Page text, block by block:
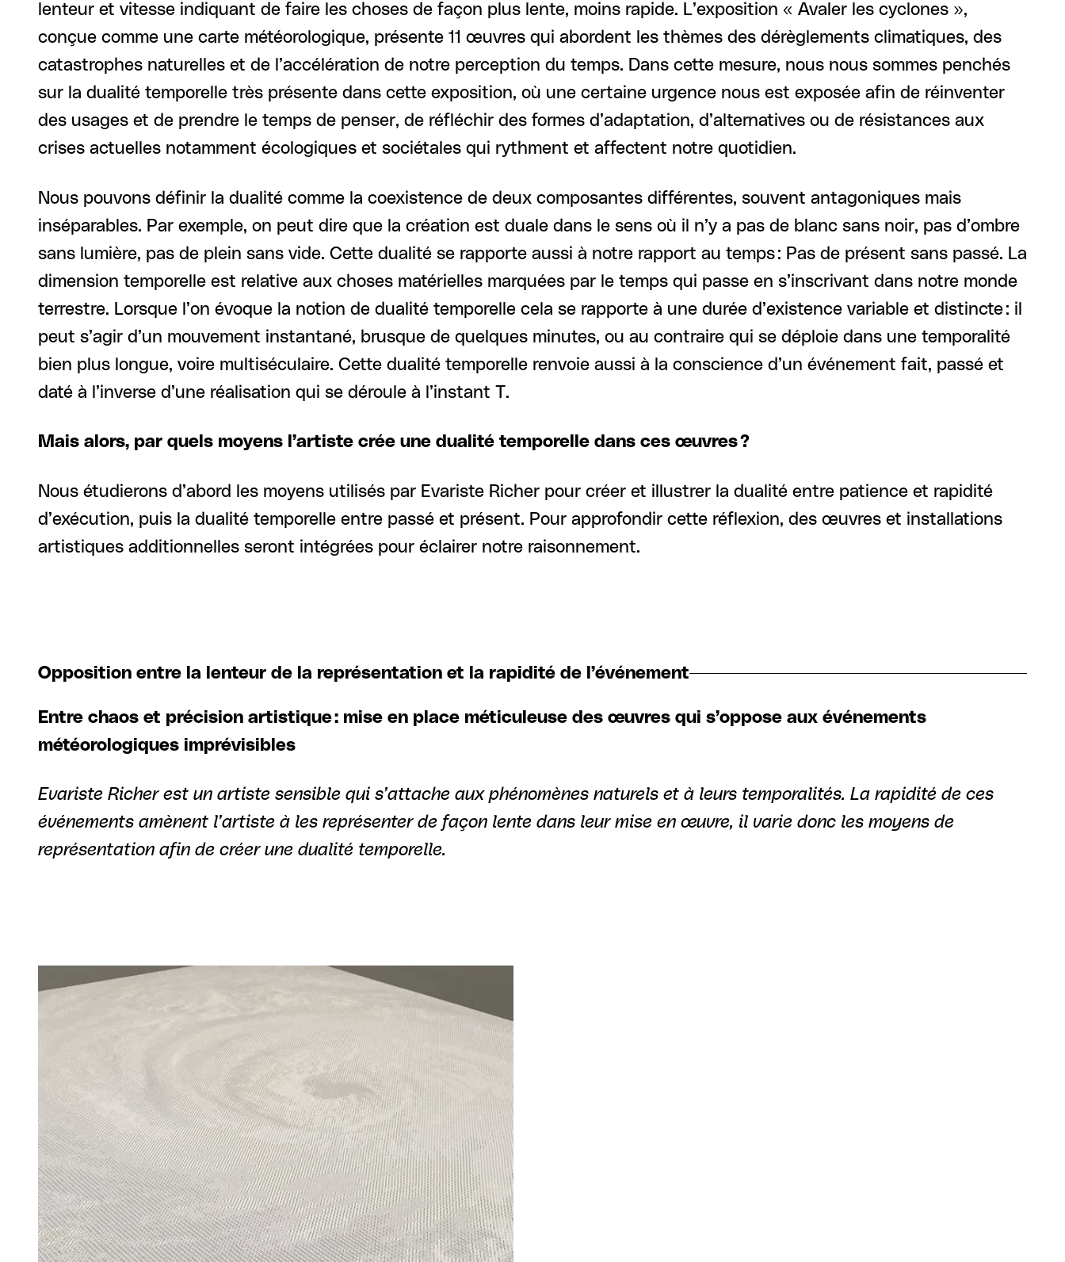
lenteur et vitesse indiquant de faire les choses de façon plus lente, moins rapide. L’exposition « Avaler les cyclones »,
conçue comme une carte météorologique, présente 11 œuvres qui abordent les thèmes des dérèglements climatiques, des
catastrophes naturelles et de l’accélération de notre perception du temps. Dans cette mesure, nous nous sommes penchés
sur la dualité temporelle très présente dans cette exposition, où une certaine urgence nous est exposée afin de réinventer
des usages et de prendre le temps de penser, de réfléchir des formes d’adaptation, d’alternatives ou de résistances aux
crises actuelles notamment écologiques et sociétales qui rythment et affectent notre quotidien.
Nous pouvons définir la dualité comme la coexistence de deux composantes différentes, souvent antagoniques mais
inséparables. Par exemple, on peut dire que la création est duale dans le sens où il n’y a pas de blanc sans noir, pas d’ombre
sans lumière, pas de plein sans vide. Cette dualité se rapporte aussi à notre rapport au temps : Pas de présent sans passé. La
dimension temporelle est relative aux choses matérielles marquées par le temps qui passe en s’inscrivant dans notre monde
terrestre. Lorsque l’on évoque la notion de dualité temporelle cela se rapporte à une durée d’existence variable et distincte : il
peut s’agir d’un mouvement instantané, brusque de quelques minutes, ou au contraire qui se déploie dans une temporalité
bien plus longue, voire multiséculaire. Cette dualité temporelle renvoie aussi à la conscience d’un événement fait, passé et
daté à l’inverse d’une réalisation qui se déroule à l’instant T.
Mais alors, par quels moyens l’artiste crée une dualité temporelle dans ces œuvres ?
Nous étudierons d’abord les moyens utilisés par Evariste Richer pour créer et illustrer la dualité entre patience et rapidité
d’exécution, puis la dualité temporelle entre passé et présent. Pour approfondir cette réflexion, des œuvres et installations
artistiques additionnelles seront intégrées pour éclairer notre raisonnement.
Opposition entre la lenteur de la représentation et la rapidité de l’événement
Entre chaos et précision artistique : mise en place méticuleuse des œuvres qui s’oppose aux événements
météorologiques imprévisibles
Evariste Richer est un artiste sensible qui s’attache aux phénomènes naturels et à leurs temporalités. La rapidité de ces
événements amènent l’artiste à les représenter de façon lente dans leur mise en œuvre, il varie donc les moyens de
représentation afin de créer une dualité temporelle.
Agrandir